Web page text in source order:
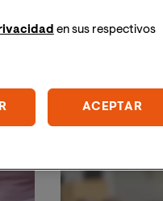
pacientes
ellos el
Aún en la
evidencia
en sus respectivos
ACEPTAR